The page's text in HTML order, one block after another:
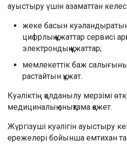
ауыстыру үшін азаматтан келесі
жеке басын
цифрлық құжаттар сервисі
электрондық құжаттар;
мемлекеттік баж
растайтын құжат.
Куәліктің қолданылу мерзімі
медициналық анықтама қажет.
Жүргізуші куәлігін ауыстыру
ережелері бойынша емтихан